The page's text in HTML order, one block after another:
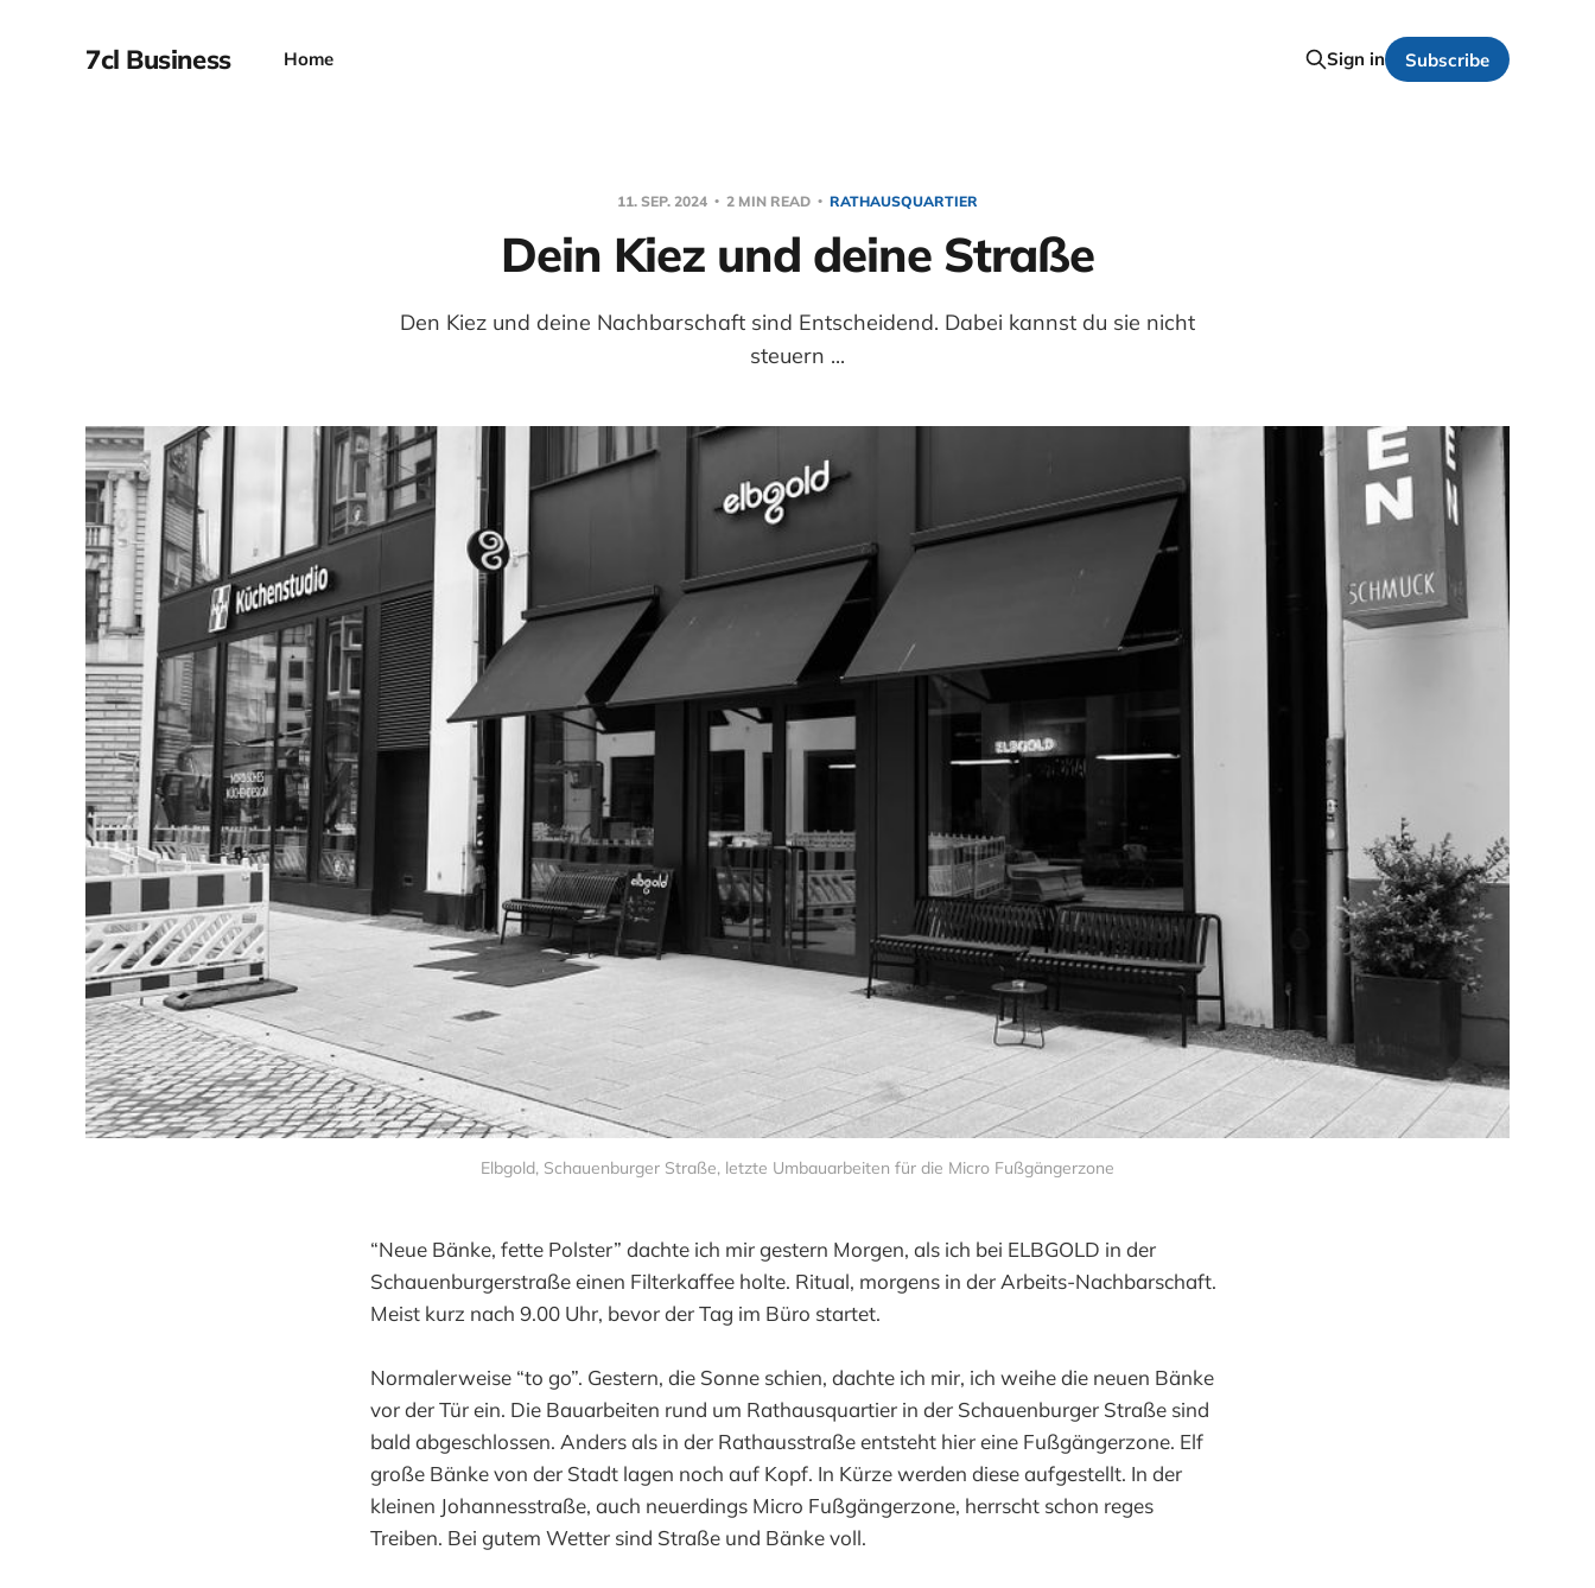
7cl Business Home Sign in Subscribe
11. SEP. 2024 2 MIN READ RATHAUSQUARTIER
Dein Kiez und deine Straße
Den Kiez und deine Nachbarschaft sind Entscheidend. Dabei kannst du sie nicht
steuern ...
Elbgold, Schauenburger Straße, letzte Umbauarbeiten für die Micro Fußgängerzone
“Neue Bänke, fette Polster” dachte ich mir gestern Morgen, als ich bei ELBGOLD in der
Schauenburgerstraße einen Filterkaffee holte. Ritual, morgens in der Arbeits-Nachbarschaft.
Meist kurz nach 9.00 Uhr, bevor der Tag im Büro startet.
Normalerweise “to go”. Gestern, die Sonne schien, dachte ich mir, ich weihe die neuen Bänke
vor der Tür ein. Die Bauarbeiten rund um Rathausquartier in der Schauenburger Straße sind
bald abgeschlossen. Anders als in der Rathausstraße entsteht hier eine Fußgängerzone. Elf
große Bänke von der Stadt lagen noch auf Kopf. In Kürze werden diese aufgestellt. In der
kleinen Johannesstraße, auch neuerdings Micro Fußgängerzone, herrscht schon reges
Treiben. Bei gutem Wetter sind Straße und Bänke voll.